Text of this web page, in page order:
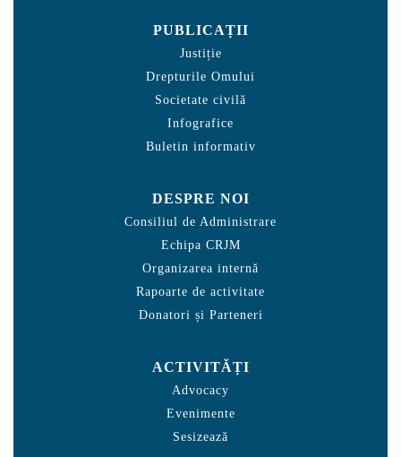
PUBLICAȚII
Justiție
Drepturile Omului
Societate civilă
Infografice
Buletin informativ
DESPRE NOI
Consiliul de Administrare
Echipa CRJM
Organizarea internă
Rapoarte de activitate
Donatori și Parteneri
ACTIVITĂȚI
Advocacy
Evenimente
Sesizează